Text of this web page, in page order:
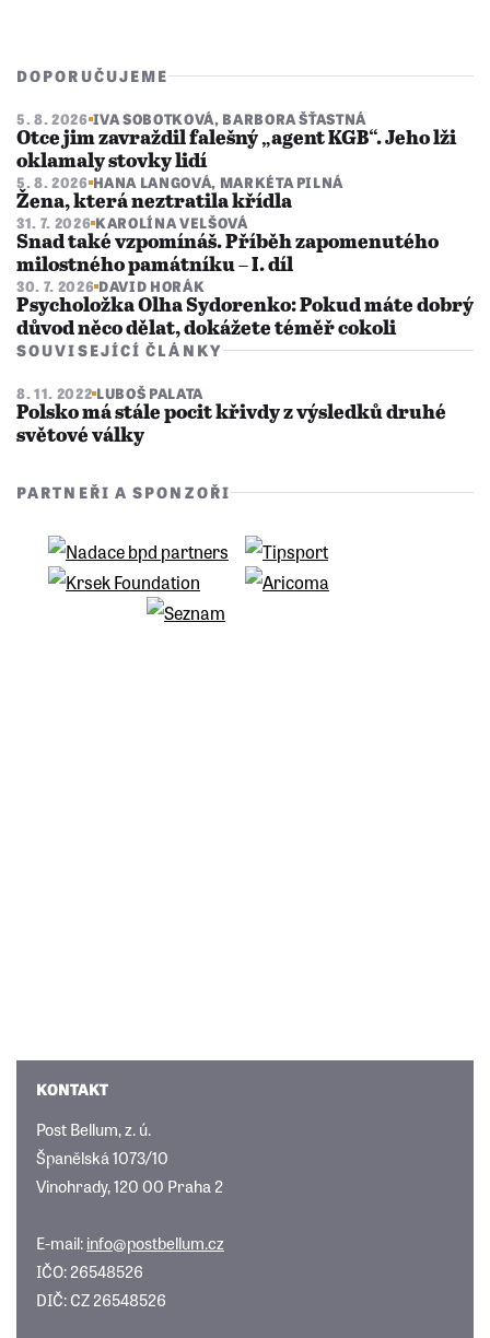
DOPORUČUJEME
5. 8. 2026 IVA SOBOTKOVÁ, BARBORA ŠŤASTNÁ
Otce jim zavraždil falešný „agent KGB“. Jeho lži
oklamaly stovky lidí
5. 8. 2026 HANA LANGOVÁ, MARKÉTA PILNÁ
Žena, která neztratila křídla
31. 7. 2026 KAROLÍNA VELŠOVÁ
Snad také vzpomínáš. Příběh zapomenutého
milostného památníku – I. díl
30. 7. 2026 DAVID HORÁK
Psycholožka Olha Sydorenko: Pokud máte dobrý
důvod něco dělat, dokážete téměř cokoli
SOUVISEJÍCÍ ČLÁNKY
8. 11. 2022 LUBOŠ PALATA
Polsko má stále pocit křivdy z výsledků druhé
světové války
PARTNEŘI A SPONZOŘI
KONTAKT
Post Bellum, z. ú.
Španělská 1073/10
Vinohrady, 120 00 Praha 2
E-mail:info@postbellum.cz
IČO: 26548526
DIČ: CZ 26548526